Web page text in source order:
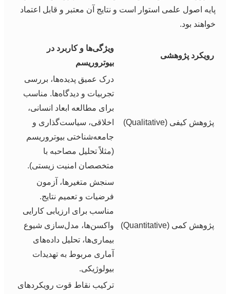
پایه اصول علمی استوار است و نتایج آن معتبر و قابل اعتماد
خواهند بود.
رویکرد پژوهشی
ویژگی‌ها و کاربرد در
بیوتروریسم
پژوهش کیفی (Qualitative)
درک عمیق پدیده‌ها، بررسی
تجربیات و دیدگاه‌ها. مناسب
برای مطالعه ابعاد انسانی،
اخلاقی، سیاست‌گذاری و
جامعه‌شناختی بیوتروریسم
(مثلاً تحلیل مصاحبه با
متخصصان امنیت زیستی).
پژوهش کمی (Quantitative)
سنجش متغیرها، آزمون
فرضیات و تعمیم نتایج.
مناسب برای ارزیابی کارایی
واکسن‌ها، مدل‌سازی شیوع
بیماری‌ها، تحلیل داده‌های
آماری مربوط به تهدیدات
بیولوژیکی.
ترکیب نقاط قوت رویکردهای